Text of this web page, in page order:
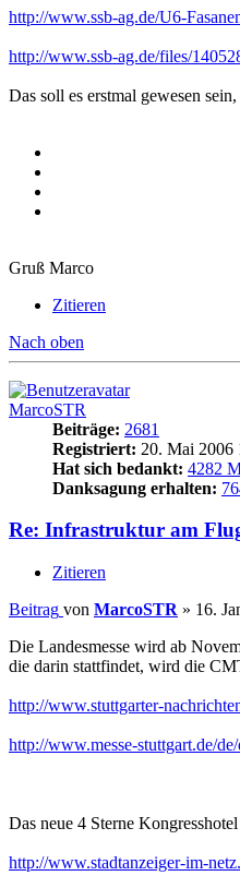
http://www.ssb-ag.de/U6-
http://www.ssb-ag.de/files/
Das soll es erstmal gewesen
Gruß Marco
Zitieren
Nach oben
MarcoSTR
Beiträge: 2681
Registriert: 20. Mai 2006
Hat sich bedankt: 4282
Danksagung erhalten:
Re: Infrastruktur am
Zitieren
Beitrag von MarcoSTR » 16.
Die Landesmesse wird ab
die darin stattfindet, wird die
http://www.stuttgarter-
http://www.messe-stuttgart.de/
Das neue 4 Sterne
http://www.stadtanzeiger-im-